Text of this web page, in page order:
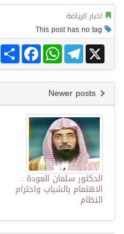
اخبار الرياضة
Share
FacebookWhatsAppTelegram X
الدكتور سلمان العودة :
الاهتمام بالشباب واحترام
النظام